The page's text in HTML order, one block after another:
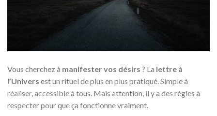
Vous cherchez à manifester vos désirs ? La lettre à
l’Univers est un rituel de plus en plus pratiqué. Simple à
réaliser, accessible à tous. Mais attention, il y a des règles à
respecter pour que ça fonctionne vraiment.